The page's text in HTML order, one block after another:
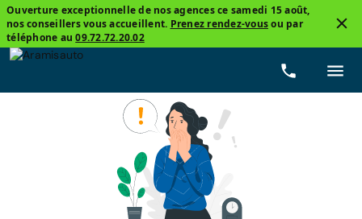
Ouverture exceptionnelle de nos agences ce samedi 15 août,
nos conseillers vous accueillent. Prenez rendez-vousou par
téléphone au09.72.72.20.02